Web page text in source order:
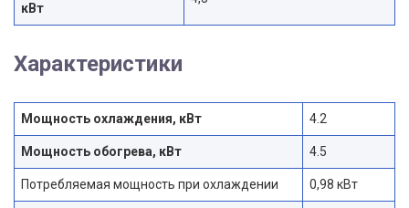
кВт
Характеристики
Мощность охлаждения, кВт 4.2
Мощность обогрева, кВт 4.5
Потребляемая мощность при охлаждении 0,98 кВт